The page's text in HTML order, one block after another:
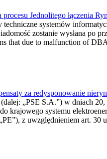
Jednolitego łączenia
systemów
zostanie wysłana po
that due to malfunction of
za redysponowanie
„PSE S.A.”) w dniach
krajowego systemu
z uwzględnieniem art. 30